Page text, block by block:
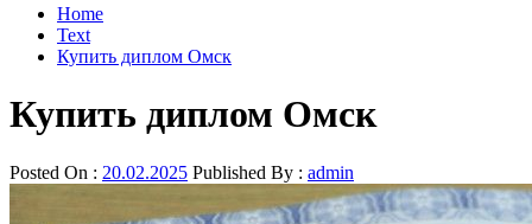
Home
Text
Купить диплом Омск
Купить диплом Омск
Posted On : 20.02.2025 Published By : admin